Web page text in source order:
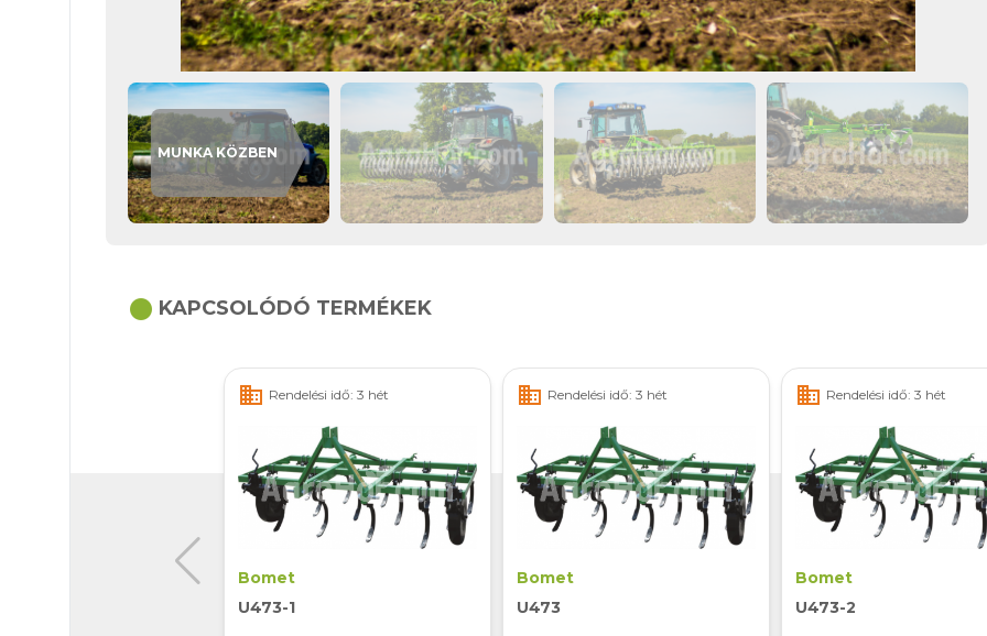
MUNKA KÖZBEN
circle KAPCSOLÓDÓ TERMÉKEK
business Rendelési idő: 3 hét
Bomet
U473-1
business Rendelési idő: 3 hét
Bomet
U473
business Rendelési idő: 3 hét
Bomet
U473-2